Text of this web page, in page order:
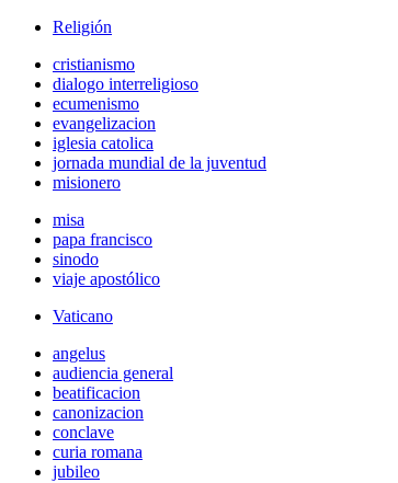
Religión
cristianismo
dialogo interreligioso
ecumenismo
evangelizacion
iglesia catolica
jornada mundial de la juventud
misionero
misa
papa francisco
sinodo
viaje apostólico
Vaticano
angelus
audiencia general
beatificacion
canonizacion
conclave
curia romana
jubileo